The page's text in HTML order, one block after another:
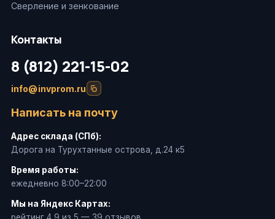
Сверление и зенкование
Контакты
8 (812) 221-15-02
info@invprom.ru
Написать на почту
Адрес склада (СПб):
Дорога на Турухтанные острова, д.24 к5
Время работы:
ежедневно 8:00–22:00
Мы на Яндекс Картах: